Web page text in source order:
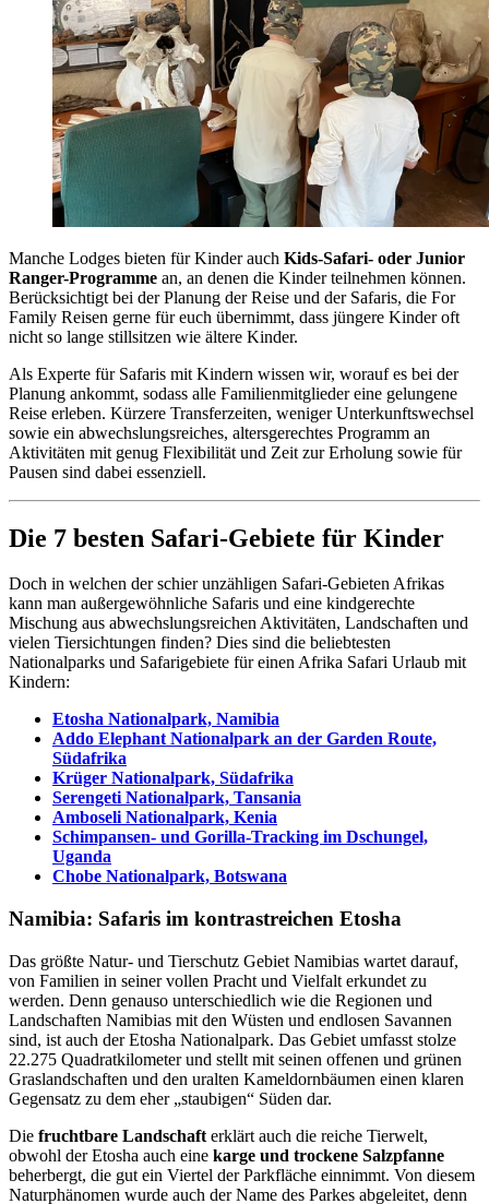
Manche Lodges bieten für Kinder auch Kids-Safari- oder Junior
Ranger-Programme an, an denen die Kinder teilnehmen können.
Berücksichtigt bei der Planung der Reise und der Safaris, die For
Family Reisen gerne für euch übernimmt, dass jüngere Kinder oft
nicht so lange stillsitzen wie ältere Kinder.
Als Experte für Safaris mit Kindern wissen wir, worauf es bei der
Planung ankommt, sodass alle Familienmitglieder eine gelungene
Reise erleben. Kürzere Transferzeiten, weniger Unterkunftswechsel
sowie ein abwechslungsreiches, altersgerechtes Programm an
Aktivitäten mit genug Flexibilität und Zeit zur Erholung sowie für
Pausen sind dabei essenziell.
Die 7 besten Safari-Gebiete für Kinder
Doch in welchen der schier unzähligen Safari-Gebieten Afrikas
kann man außergewöhnliche Safaris und eine kindgerechte
Mischung aus abwechslungsreichen Aktivitäten, Landschaften und
vielen Tiersichtungen finden? Dies sind die beliebtesten
Nationalparks und Safarigebiete für einen Afrika Safari Urlaub mit
Kindern:
Etosha Nationalpark, Namibia
Addo Elephant Nationalpark an der Garden Route,
Südafrika
Krüger Nationalpark, Südafrika
Serengeti Nationalpark, Tansania
Amboseli Nationalpark, Kenia
Schimpansen- und Gorilla-Tracking im Dschungel,
Uganda
Chobe Nationalpark, Botswana
Namibia: Safaris im kontrastreichen Etosha
Das größte Natur- und Tierschutz Gebiet Namibias wartet darauf,
von Familien in seiner vollen Pracht und Vielfalt erkundet zu
werden. Denn genauso unterschiedlich wie die Regionen und
Landschaften Namibias mit den Wüsten und endlosen Savannen
sind, ist auch der Etosha Nationalpark. Das Gebiet umfasst stolze
22.275 Quadratkilometer und stellt mit seinen offenen und grünen
Graslandschaften und den uralten Kameldornbäumen einen klaren
Gegensatz zu dem eher „staubigen“ Süden dar.
Die fruchtbare Landschaft erklärt auch die reiche Tierwelt,
obwohl der Etosha auch eine karge und trockene Salzpfanne
beherbergt, die gut ein Viertel der Parkfläche einnimmt. Von diesem
Naturphänomen wurde auch der Name des Parkes abgeleitet, denn